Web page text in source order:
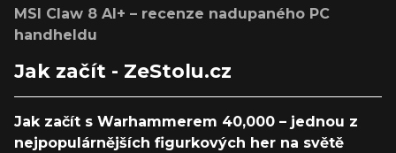
MSI Claw 8 AI+ – recenze nadupaného PC
handheldu
Jak začít - ZeStolu.cz
Jak začít s Warhammerem 40,000 – jednou z
nejpopulárnějších figurkových her na světě